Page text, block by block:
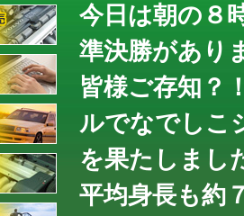
今日は朝の８
準決勝があり
皆様ご存知？
ルでなでしこ
を果たしまし
平均身長も約